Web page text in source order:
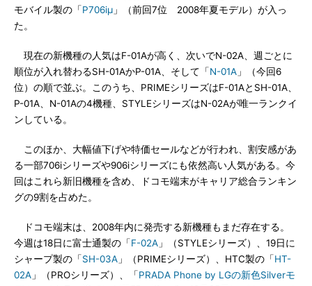
モバイル製の「P706iμ 」（前回7位 2008年夏モデル）が入っ
た。
現在の新機種の人気はF-01Aが高く、次いでN-02A、週ごとに
順位が入れ替わるSH-01AかP-01A、そして「N-01A 」（今回6
位）の順で並ぶ。このうち、PRIMEシリーズはF-01AとSH-01A、
P-01A、N-01Aの4機種、STYLEシリーズはN-02Aが唯一ランクイ
ンしている。
このほか、大幅値下げや特価セールなどが行われ、割安感があ
る一部706iシリーズや906iシリーズにも依然高い人気がある。今
回はこれら新旧機種を含め、ドコモ端末がキャリア総合ランキン
グの9割を占めた。
ドコモ端末は、2008年内に発売する新機種もまだ存在する。
今週は18日に富士通製の「F-02A 」（STYLEシリーズ）、19日に
シャープ製の「SH-03A 」（PRIMEシリーズ）、HTC製の「HT-
02A 」（PROシリーズ）、「PRADA Phone by LGの新色Silverモ